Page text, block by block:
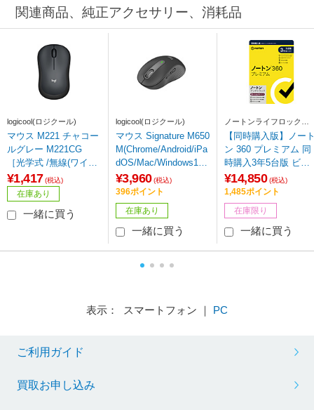
関連商品、純正アクセサリー、消耗品
logicool(ロジクール)
マウス M221 チャコー
ルグレー M221CG
［光学式 /無線(ワイヤ
レス) /3ボタン /USB］
¥1,417 (税込)
在庫あり
一緒に買う
logicool(ロジクール)
マウス Signature M650
M(Chrome/Android/iPa
dOS/Mac/Windows11
対応) グラファイト M6
50MGR ［光学式 /無線
(ワイヤレス) /5ボタン
/Bluetooth・USB］
¥3,960 (税込)
396ポイント
在庫あり
一緒に買う
ノートンライフロック
Norton Lifelock
【同時購入版】ノー
ン 360 プレミアム 同
時購入3年5台版 ビッ
クカメラグループ専
［Win・Mac・Androi
d・iOS用］
¥14,850 (税込)
1,485ポイント
在庫限り
一緒に買う
表示： スマートフォン ｜ PC
ご利用ガイド
買取お申し込み